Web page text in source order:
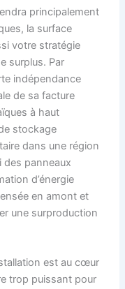
principalement
la surface
votre stratégie
surplus. Par
indépendance
de sa facture
à haut
stockage
dans une région
des panneaux
d’énergie
en amont et
une surproduction
est au cœur
trop puissant pour